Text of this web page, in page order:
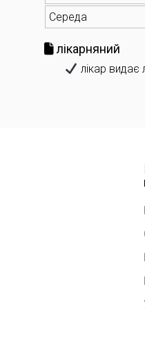
Середа
лікарняний
лікар видає